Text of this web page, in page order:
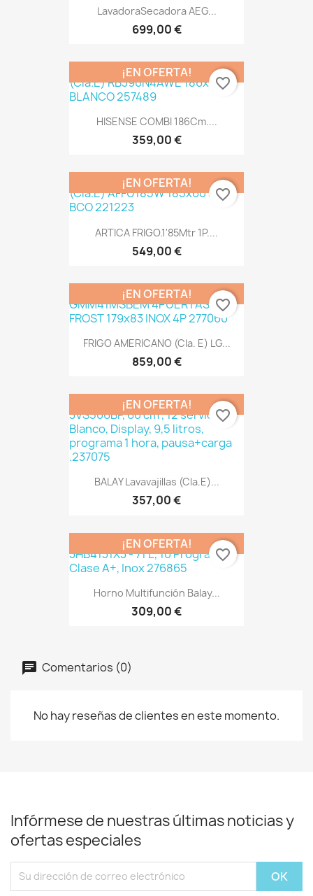
LavadoraSecadora AEG...
699,00 €
HISENSE COMBI 186Cm....
359,00 €
¡EN OFERTA!
favorite_border
ARTICA FRIGO.1'85Mtr 1P....
549,00 €
¡EN OFERTA!
favorite_border
FRIGO AMERICANO (Cla. E) LG...
859,00 €
¡EN OFERTA!
favorite_border
BALAY Lavavajillas (Cla.E)...
357,00 €
¡EN OFERTA!
favorite_border
Horno Multifunción Balay...
309,00 €
¡EN OFERTA!
favorite_border
Comentarios (0)
No hay reseñas de clientes en este momento.
Infórmese de nuestras últimas noticias y
ofertas especiales